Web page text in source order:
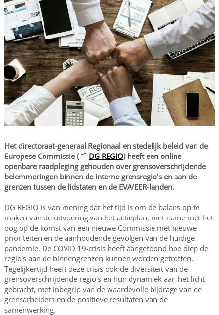
Het directoraat-generaal Regionaal en stedelijk beleid van de
Europese Commissie (
DG REGIO) heeft een online
openbare raadpleging gehouden over grensoverschrijdende
belemmeringen binnen de interne grensregio's en aan de
grenzen tussen de lidstaten en de EVA/EER-landen.
DG REGIO is van mening dat het tijd is om de balans op te
maken van de uitvoering van het actieplan, met name met het
oog op de komst van een nieuwe Commissie met nieuwe
prioriteiten en de aanhoudende gevolgen van de huidige
pandemie. De COVID 19-crisis heeft aangetoond hoe diep de
regio's aan de binnengrenzen kunnen worden getroffen.
Tegelijkertijd heeft deze crisis ook de diversiteit van de
grensoverschrijdende regio's en hun dynamiek aan het licht
gebracht, met inbegrip van de waardevolle bijdrage van de
grensarbeiders en de positieve resultaten van de
samenwerking.